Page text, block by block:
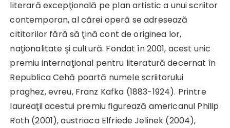
literară excepţională pe plan artistic a unui scriitor
contemporan, al cărei operă se adresează
cititorilor fără să ţină cont de originea lor,
naţionalitate şi cultură. Fondat în 2001, acest unic
premiu internaţional pentru literatură decernat în
Republica Cehă poartă numele scriitorului
praghez, evreu, Franz Kafka (1883-1924). Printre
laureaţii acestui premiu figurează americanul Philip
Roth (2001), austriaca Elfriede Jelinek (2004),